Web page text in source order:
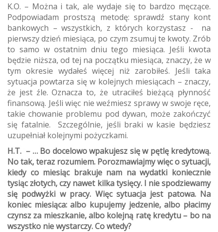
K.O. – Można i tak, ale wydaje się to bardzo męczące.
Podpowiadam prostszą metodę: sprawdź stany kont
bankowych – wszystkich, z których korzystasz - na
pierwszy dzień miesiąca, po czym zsumuj te kwoty. Zrób
to samo w ostatnim dniu tego miesiąca. Jeśli kwota
będzie niższa, od tej na początku miesiąca, znaczy, że w
tym okresie wydałeś więcej niż zarobiłeś. Jeśli taka
sytuacja powtarza się w kolejnych miesiącach – znaczy,
że jest źle. Oznacza to, że utraciłeś bieżącą płynność
finansową. Jeśli więc nie weźmiesz sprawy w swoje ręce,
takie chowanie problemu pod dywan, może zakończyć
się fatalnie. Szczególnie, jeśli braki w kasie będziesz
uzupełniał kolejnymi pożyczkami.
H.T. – … Bo docelowo wpakujesz się w pętlę kredytową.
No tak, teraz rozumiem. Porozmawiajmy więc o sytuacji,
kiedy co miesiąc brakuje nam na wydatki koniecznie
tysiąc złotych, czy nawet kilka tysięcy. I nie spodziewamy
się podwyżki w pracy. Więc sytuacja jest patowa. Na
koniec miesiąca: albo kupujemy jedzenie, albo płacimy
czynsz za mieszkanie, albo kolejną ratę kredytu – bo na
wszystko nie wystarczy. Co wtedy?